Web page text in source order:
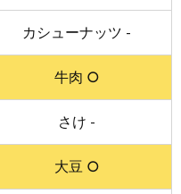
カシューナッツ -
牛肉 ○
さけ -
大豆 ○